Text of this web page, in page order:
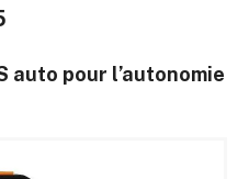
auto pour l’autonomie